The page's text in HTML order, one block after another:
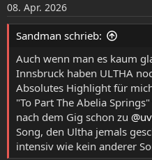
n
e
n
08. Apr. 2026
Sandman schrieb:
Auch wenn man es kaum
Innsbruck haben ULTHA
Absolutes Highlight für
"To Part The Abelia
nach dem Gig schon zu
Song, den Ultha jemals
intensiv wie kein anderer